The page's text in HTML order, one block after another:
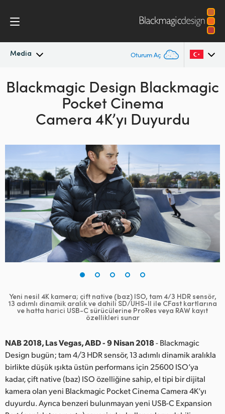
Media Oturum Aç
En Son Haberler
Australia
Austria
Canada
China
Denmark
Finland
France
Hong Kong SAR, China
Italy
Japan
Mexico
Blackmagic Design Blackmagic
Pocket Cinema
Camera 4K’yı Duyurdu
Yeni nesil 4K kamera; çift native (baz) ISO, tam 4/3 HDR sensör,
13 adımlı dinamik aralık ve dahili SD/UHS-II ile CFast kartlarına
ve hatta harici USB-C sürücülerine ProRes veya RAW kayıt
özellikleri sunar
NAB 2018, Las Vegas, ABD - 9 Nisan 2018- Blackmagic
Design bugün; tam 4/3 HDR sensör, 13 adımlı dinamik aralıkla
birlikte düşük ışıkta üstün performans için 25600 ISO’ya
kadar, çift native (baz) ISO özelliğine sahip, el tipi bir dijital
kamera olan yeni Blackmagic Pocket Cinema Camera 4K’yı
duyurdu. Ayrıca benzeri bulunmayan yeni USB-C Expansion